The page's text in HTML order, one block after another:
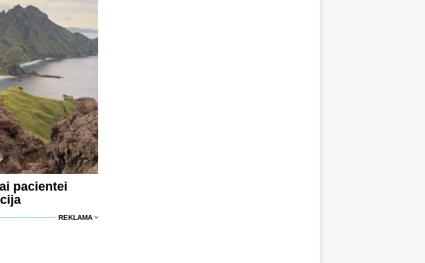
pacientei
REKLAMA